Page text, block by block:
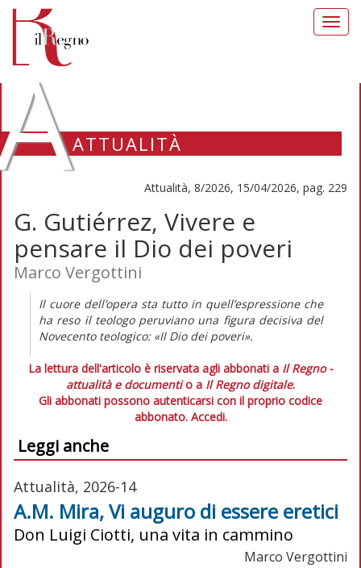
ATTUALITÀ
Attualità, 8/2026, 15/04/2026, pag. 229
G. Gutiérrez, Vivere e
pensare il Dio dei poveri
Marco Vergottini
Il cuore dell’opera sta tutto in quell’espressione che
ha reso il teologo peruviano una figura decisiva del
Novecento teologico: «Il Dio dei poveri».
La lettura dell'articolo è riservata agli abbonati a Il Regno -
attualità e documentio a Il Regno digitale.
Gli abbonati possono autenticarsi con il proprio codice
abbonato. Accedi.
Leggi anche
Attualità, 2026-14
A.M. Mira, Vi auguro di essere eretici
Don Luigi Ciotti, una vita in cammino
Marco Vergottini